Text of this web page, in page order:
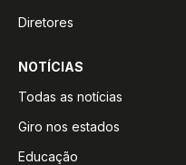
Diretores
NOTÍCIAS
Todas as notícias
Giro nos estados
Educação